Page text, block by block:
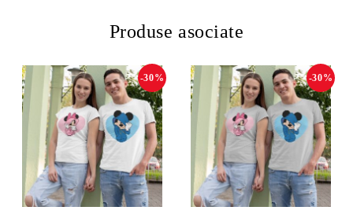
Produse asociate
-30% -30%